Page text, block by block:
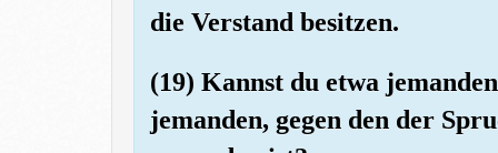
die Verstand besitzen.
(19) Kannst du etwa
jemanden, gegen den der